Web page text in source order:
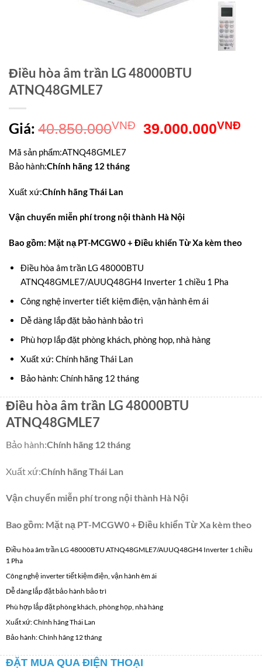
Điều hòa âm trần LG 48000BTU
ATNQ48GMLE7
Giá: 40.850.000VNĐ
Giá
39.000.000VNĐGiá
Mã sản phẩm:ATNQ48GMLE7
Bảo hành:Chính hãng 12 tháng
Xuất xứ:Chính hãng Thái Lan
Vận chuyển miễn phí trong nội thành Hà Nội
Bao gồm: Mặt nạ PT-MCGW0 + Điều khiển Từ Xa kèm theo
Điều hòa âm trần LG 48000BTU
ATNQ48GMLE7/AUUQ48GH4 Inverter 1 chiều 1 Pha
Công nghệ inverter tiết kiệm điện, vận hành êm ái
Dễ dàng lắp đặt bảo hành bảo trì
Phù hợp lắp đặt phòng khách, phòng họp, nhà hàng
Xuất xứ: Chính hãng Thái Lan
Bảo hành: Chính hãng 12 tháng
Điều hòa âm trần LG 48000BTU
ATNQ48GMLE7
Bảo hành:Chính hãng 12 tháng
Xuất xứ:Chính hãng Thái Lan
Vận chuyển miễn phí trong nội thành Hà Nội
Bao gồm: Mặt nạ PT-MCGW0 + Điều khiển Từ Xa kèm theo
Điều hòa âm trần LG 48000BTU ATNQ48GMLE7/AUUQ48GH4 Inverter 1 chiều
1 Pha
Công nghệ inverter tiết kiệm điện, vận hành êm ái
Dễ dàng lắp đặt bảo hành bảo trì
Phù hợp lắp đặt phòng khách, phòng họp, nhà hàng
Xuất xứ: Chính hãng Thái Lan
Bảo hành: Chính hãng 12 tháng
ĐẶT MUA QUA ĐIỆN THOẠI